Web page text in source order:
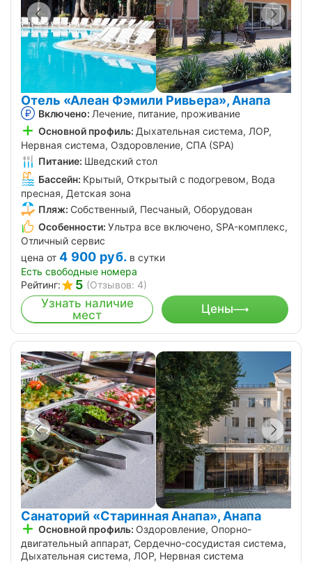
Отель «Алеан Фэмили Ривьера», Анапа
Включено: Лечение, питание, проживание
Основной профиль: Дыхательная система, ЛОР,
Нервная система, Оздоровление, СПА (SPA)
Питание: Шведский стол
Бассейн: Крытый, Открытый с подогревом, Вода
пресная, Детская зона
Пляж: Собственный, Песчаный, Оборудован
Особенности: Ультра все включено, SPA-комплекс,
Отличный сервис
цена от 4 900 руб. в сутки
Есть свободные номера
Рейтинг:
5 (Отзывов: 4)
Узнать наличие
мест
Цены
Санаторий «Старинная Анапа», Анапа
Основной профиль: Оздоровление, Опорно-
двигательный аппарат, Сердечно-сосудистая система,
Дыхательная система, ЛОР, Нервная система